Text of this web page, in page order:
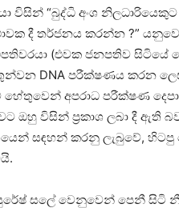
විසින් “බුද්ධි අංශ
දී තර්ජනය කරන්න ?”
(එවක ජනපතිව සිටියේ
DNA පරීක්ෂණය කරන
හේතුවෙන් අපරාධ පරීක්ෂණ
ඔහු විසින් ප්‍රකාශ ලබා දී
සඳහන් කරනු ලැබුවේ,
සලේ වෙනුවෙන් පෙනී සිටි